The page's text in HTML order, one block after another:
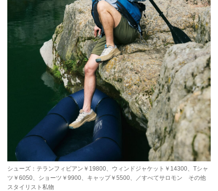
シューズ：テランフィビアン￥19800、ウィンドジャケット￥14300、Tシャ
ツ￥6050、ショーツ￥9900、キャップ￥5500、／すべてサロモン その他
スタイリスト私物